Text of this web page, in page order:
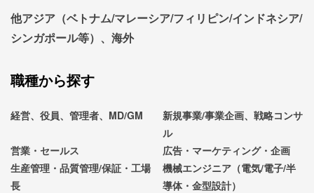
他アジア（ベトナム/マレーシア/フィリピン/インドネシア/
シンガポール等）、海外
職種から探す
経営、役員、管理者、MD/GM
新規事業/事業企画、戦略コンサ
ル
営業・セールス
広告・マーケティング・企画
生産管理・品質管理/保証・工場
長
機械エンジニア（電気/電子/半
導体・金型設計）